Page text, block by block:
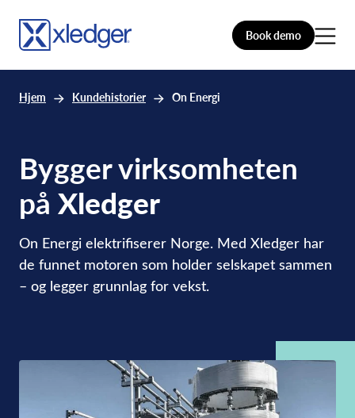
Book demo
Hjem Kundehistorier On Energi
Bygger virksomheten
på Xledger
On Energi elektrifiserer Norge. Med Xledger har
de funnet motoren som holder selskapet sammen
– og legger grunnlag for vekst.